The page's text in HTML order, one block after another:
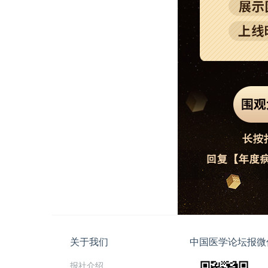
关于我们
报社介绍
中国医学论坛报